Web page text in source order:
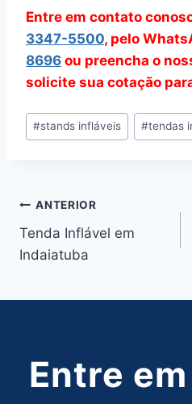
Entre em contato
3347-5500, pelo
8696 ou preencha o
solicite sua cotação
Tags
do
#stands infláveis #tendas
Navegação
de
ANTERIOR
Tenda Inflável em
Indaiatuba
Entre